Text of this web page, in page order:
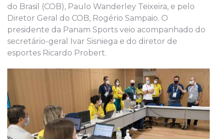
do Brasil (COB), Paulo Wanderley Teixeira, e pelo
Diretor Geral do COB, Rogério Sampaio. O
presidente da Panam Sports veio acompanhado do
secretário-geral Ivar Sisniega e do diretor de
esportes Ricardo Probert.